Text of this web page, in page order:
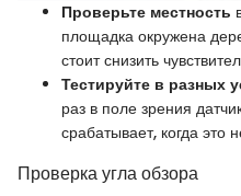
Проверьте местность
площадка окружена
стоит снизить
Тестируйте в разных
раз в поле зрения
срабатывает, когда это
Проверка угла обзора